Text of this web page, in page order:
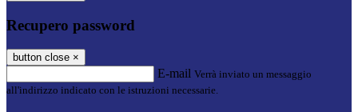
Recupero password
button close ×
E-mail Verrà inviato un messaggio
all'indirizzo indicato con le istruzioni necessarie.